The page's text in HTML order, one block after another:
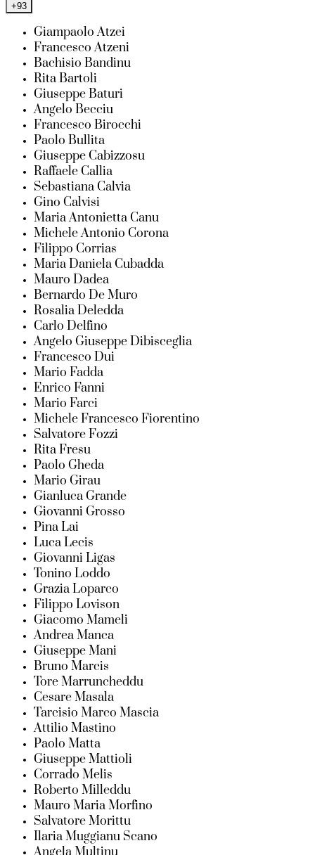
+93
Giampaolo Atzei
Francesco Atzeni
Bachisio Bandinu
Rita Bartoli
Giuseppe Baturi
Angelo Becciu
Francesco Birocchi
Paolo Bullita
Giuseppe Cabizzosu
Raffaele Callia
Sebastiana Calvia
Gino Calvisi
Maria Antonietta Canu
Michele Antonio Corona
Filippo Corrias
Maria Daniela Cubadda
Mauro Dadea
Bernardo De Muro
Rosalia Deledda
Carlo Delfino
Angelo Giuseppe Dibisceglia
Francesco Dui
Mario Fadda
Enrico Fanni
Mario Farci
Michele Francesco Fiorentino
Salvatore Fozzi
Rita Fresu
Paolo Gheda
Mario Girau
Gianluca Grande
Giovanni Grosso
Pina Lai
Luca Lecis
Giovanni Ligas
Tonino Loddo
Grazia Loparco
Filippo Lovison
Giacomo Mameli
Andrea Manca
Giuseppe Mani
Bruno Marcis
Tore Marruncheddu
Cesare Masala
Tarcisio Marco Mascia
Attilio Mastino
Paolo Matta
Giuseppe Mattioli
Corrado Melis
Roberto Milleddu
Mauro Maria Morfino
Salvatore Morittu
Ilaria Muggianu Scano